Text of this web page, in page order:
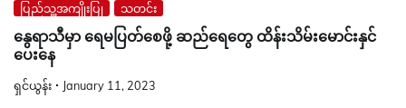
ပြည်သူ့အကျိုးပြု သတင်း
နွေရာသီမှာ ရေမပြတ်စေဖို့ ဆည်ရေတွေ ထိန်းသိမ်းမောင်းနှင်
ပေးနေ
ရှင်ယွန်း January 11, 2023